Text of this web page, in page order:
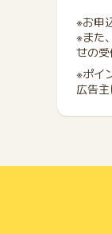
※お申
※また
せの
※ポイ
広告